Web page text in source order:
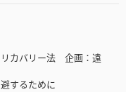
リカバリー法 企画：遠
するために